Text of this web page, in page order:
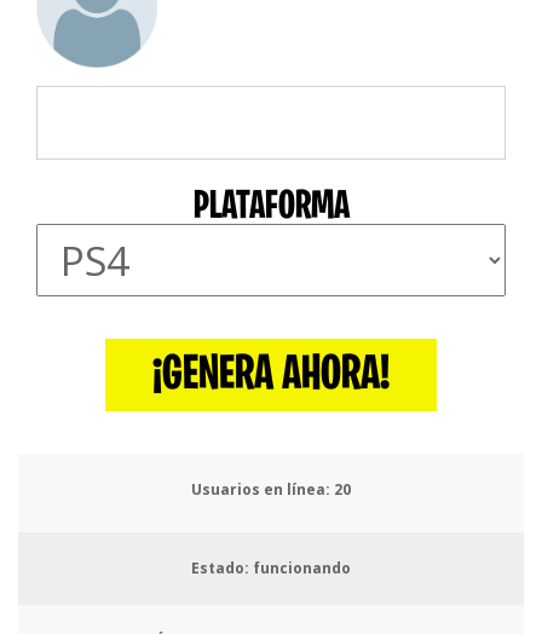
PLATAFORMA
¡GENERA AHORA!
Usuarios en línea: 23
Estado: funcionando